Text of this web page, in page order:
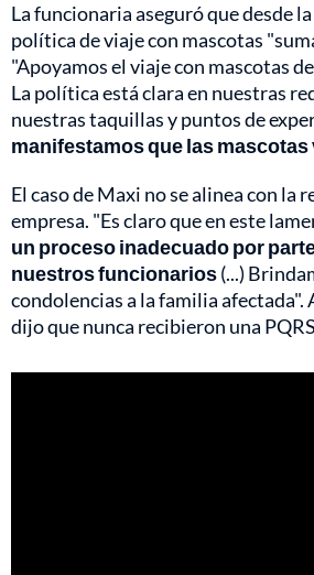
La funcionaria aseguró que desde
política de viaje con mascotas
"Apoyamos el viaje con mascotas
La política está clara en nuestras
nuestras taquillas y puntos de
manifestamos que las mascotas
El caso de Maxi no se alinea con la
empresa. "Es claro que en este
un proceso inadecuado por
nuestros funcionarios(...)
condolencias a la familia
dijo que nunca recibieron una